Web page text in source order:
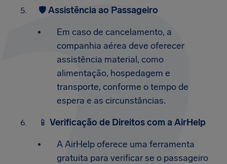
🛡️Assistência ao Passageiro
Em caso de cancelamento, a
companhia aérea deve oferecer
assistência material, como
alimentação, hospedagem e
transporte, conforme o tempo de
espera e as circunstâncias.​
📱 Verificação de Direitos com a AirHelp
A AirHelp oferece uma ferramenta
gratuita para verificar se o passageiro